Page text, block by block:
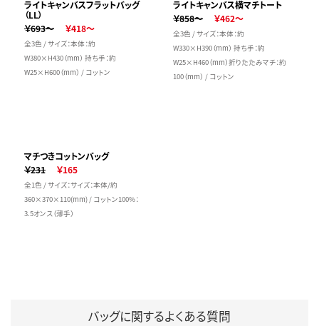
ライトキャンバスフラットバッグ
（LL）
￥693～
￥418～
全3色 / サイズ：本体：約
W380×H430（mm） 持ち手：約
W25×H600（mm） / コットン
ライトキャンバス横マチトート
￥858～
￥462～
全3色 / サイズ：本体：約
W330×H390（mm） 持ち手：約
W25×H460（mm）折りたたみマチ：約
100（mm） / コットン
マチつきコットンバッグ
￥231
￥165
全1色 / サイズ：サイズ：本体/約
360×370×110(mm) / コットン100%：
3.5オンス（薄手）
バッグに関するよくある質問